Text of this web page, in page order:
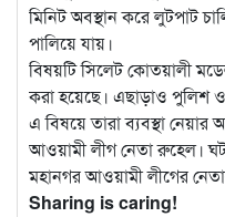
মিনিট অবস্থান করে লুটপাট
পালিয়ে যায়।
বিষয়টি সিলেট কোতয়ালী
করা হয়েছে। এছাড়াও পুলিশ ও
এ বিষয়ে তারা ব্যবস্থা
আওয়ামী লীগ নেতা রুহেল।
মহানগর আওয়ামী লীগের
Sharing is caring!